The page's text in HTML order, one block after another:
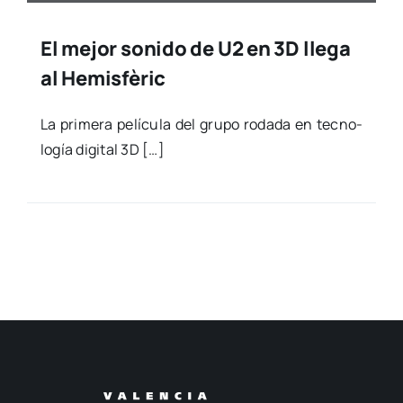
El mejor sonido de U2 en 3D llega
al Hemisfèric
La pri­me­ra pelí­cu­la del gru­po roda­da en tec­no­
lo­gía digi­tal 3D […]